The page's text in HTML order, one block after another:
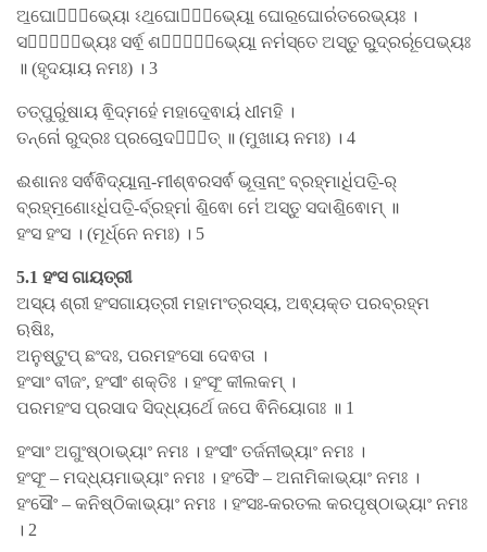
ଅ॒ଘୋରେ᳚ଭ୍ୟୋ ଽଥ॒ଘୋରେ᳚ଭ୍ୟୋ॒ ଘୋର॒ଘୋର॑ତରେଭ୍ୟଃ ।
ସର୍ଵେ᳚ଭ୍ୟଃ ସର୍ଵ॒ ଶର୍ଵେ᳚ଭ୍ୟୋ॒ ନମ॑ସ୍ତେ ଅସ୍ତୁ ରୁ॒ଦ୍ରରୂ॑ପେଭ୍ୟଃ
॥ (ହୃଦୟାୟ ନମଃ) । 3
ତତ୍ପୁରୁ॑ଷାୟ ଵି॒ଦ୍ମହେ॑ ମହାଦେ॒ଵାୟ॑ ଧୀମହି ।
ତନ୍ନୋ॑ ରୁଦ୍ରଃ ପ୍ରଚୋ॒ଦୟା᳚ତ୍ ॥ (ମୁଖାୟ ନମଃ) । 4
ଈଶାନଃ ସର୍ଵ॑ଵିଦ୍ୟା॒ନା॒-ମୀଶ୍ଵରସର୍ଵ॑ ଭୂତା॒ନାଂ॒ ବ୍ରହ୍ମାଧି॑ପତି॒-ର୍
ବ୍ରହ୍ମ॒ଣୋଽଧି॑ପତି॒-ର୍ବ୍ରହ୍ମା॑ ଶି॒ଵୋ ମେ॑ ଅସ୍ତୁ ସଦାଶି॒ଵୋମ୍ ॥
ହଂସ ହଂସ । (ମୂର୍ଧ୍ନେ ନମଃ) । 5
5.1 ହଂସ ଗାୟତ୍ରୀ
ଅସ୍ୟ ଶ୍ରୀ ହଂସଗାୟତ୍ରୀ ମହାମଂତ୍ରସ୍ୟ, ଅଵ୍ୟକ୍ତ ପରବ୍ରହ୍ମ
ଋଷିଃ,
ଅନୁଷ୍ଟୁପ୍ ଛଂଦଃ, ପରମହଂସୋ ଦେଵତା ।
ହଂସାଂ ବୀଜଂ, ହଂସୀଂ ଶକ୍ତିଃ । ହଂସୂଂ କୀଲକମ୍ ।
ପରମହଂସ ପ୍ରସାଦ ସିଦ୍ଧ୍ୟର୍ଥେ ଜପେ ଵିନିୟୋଗଃ ॥ 1
ହଂସାଂ ଅଗୁଂଷ୍ଠାଭ୍ୟାଂ ନମଃ । ହଂସୀଂ ତର୍ଜନୀଭ୍ୟାଂ ନମଃ ।
ହଂସୂଂ – ମଦ୍ଧ୍ୟମାଭ୍ୟାଂ ନମଃ । ହଂସୈଂ – ଅନାମିକାଭ୍ୟାଂ ନମଃ ।
ହଂସୌଂ – କନିଷ୍ଠିକାଭ୍ୟାଂ ନମଃ । ହଂସଃ-କରତଲ କରପୃଷ୍ଠାଭ୍ୟାଂ ନମଃ
। 2